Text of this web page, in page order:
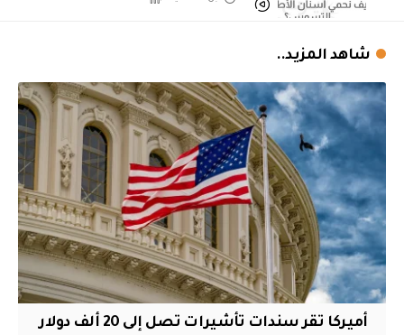
شاهد المزيد..
أميركا تقر سندات تأشيرات تصل إلى 20 ألف دولار